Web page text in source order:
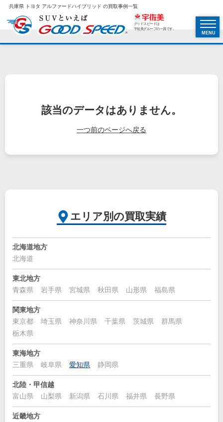
兵庫県 トヨタ アルファードハイブリッド の買取事例一覧
グッドスピードは
宇佐美グループの一員です。
MENU
該当のデータはありません。
一つ前のページへ戻る
エリア別の買取実績
北海道地方
北海道
東北地方
青森県
岩手県 宮城県 秋田県 山形県 福島県
関東地方
東京都
埼玉県 神奈川県 千葉県 茨城県
群馬県
栃木県
東海地方
三重県
岐阜県 愛知県 静岡県
北陸・甲信越
富山県
山梨県 新潟県 石川県 福井県 長野県
近畿地方